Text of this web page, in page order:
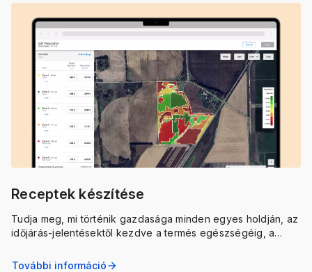
Receptek készítése
Tudja meg, mi történik gazdasága minden egyes holdján, az
időjárás-jelentésektől kezdve a termés egészségéig, a
képeivel.
További információarrow_forward